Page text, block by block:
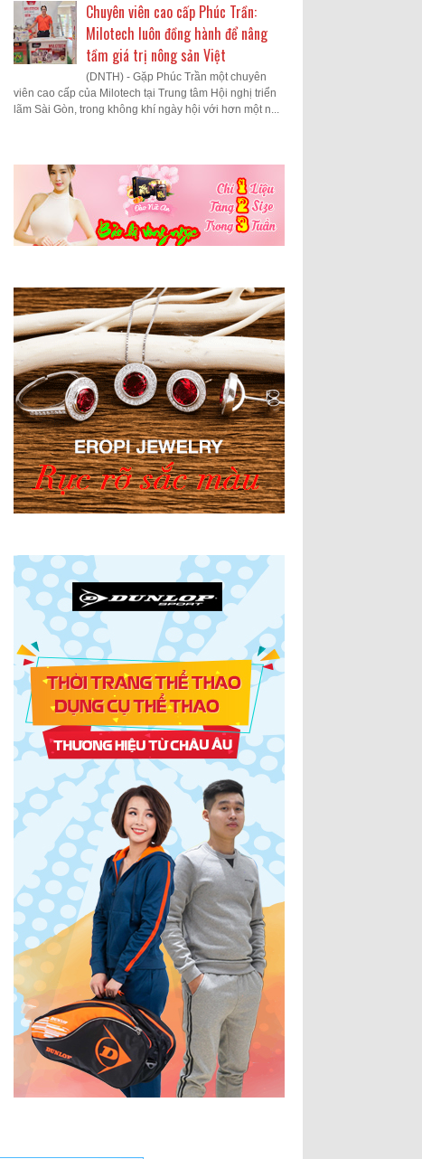
Chuyên viên cao cấp Phúc Trần:
Milotech luôn đồng hành để nâng
tầm giá trị nông sản Việt
(DNTH) - Gặp Phúc Trần một chuyên
viên cao cấp của Milotech tại Trung tâm Hội nghị triển
lãm Sài Gòn, trong không khí ngày hội với hơn một n...